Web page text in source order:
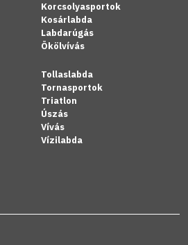
Korcsolyasportok
Kosárlabda
Labdarúgás
Ökölvívás
Tollaslabda
Tornasportok
Triatlon
Úszás
Vívás
Vízilabda